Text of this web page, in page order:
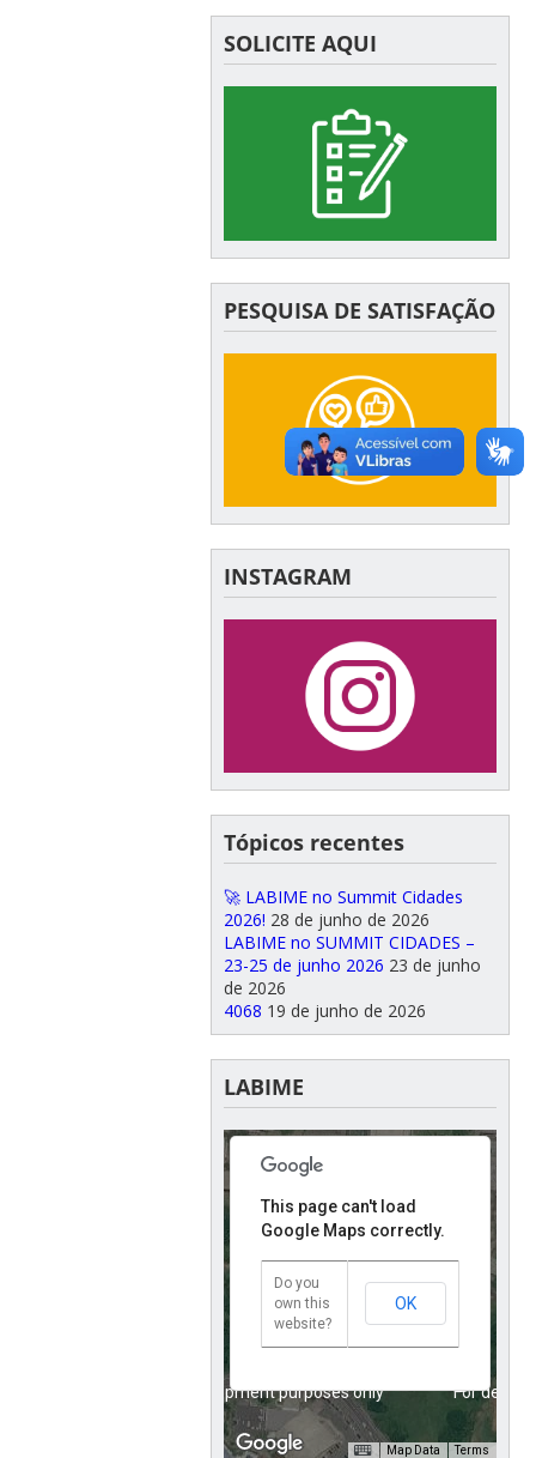
SOLICITE AQUI
PESQUISA DE SATISFAÇÃO
INSTAGRAM
Tópicos recentes
🚀 LABIME no Summit Cidades
2026! 28 de junho de 2026
LABIME no SUMMIT CIDADES –
23-25 de junho 2026 23 de junho
de 2026
4068 19 de junho de 2026
LABIME
For
For development purposes only
For development purposes only
Map Data Terms
This page can't load
Google Maps correctly.
Do you
own this
website?
OK